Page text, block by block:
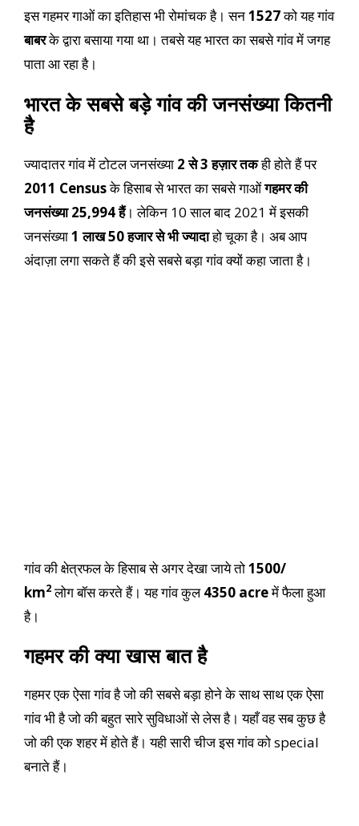
इस गहमर गाओं का इतिहास भी रोमांचक है। सन1527को यह गांव
बाबरके द्वारा बसाया गया था। तबसे यह भारत का सबसे गांव में जगह
पाता आ रहा है।
भारत के सबसे बड़े गांव की जनसंख्या कितनी
है
ज्यादातर गांव में टोटल जनसंख्या 2 से 3 हज़ार तकही होते हैं पर
2011 Censusके हिसाब से भारत का सबसे गाओंगहमर की
जनसंख्या 25,994 हैं। लेकिन 10 साल बाद 2021 में इसकी
जनसंख्या1 लाख 50 हजार से भी ज्यादाहो चूका है। अब आप
अंदाज़ा लगा सकते हैं की इसे सबसे बड़ा गांव क्यों कहा जाता है।
गांव की क्षेत्रफल के हिसाब से अगर देखा जाये तो1500/
km2लोग बॉस करते हैं। यह गांव कुल4350 acreमें फैला हुआ
है।
गहमर की क्या खास बात है
गहमर एक ऐसा गांव है जो की सबसे बड़ा होने के साथ साथ एक ऐसा
गांव भी है जो की बहुत सारे सुविधाओं से लेस है। यहाँ वह सब कुछ है
जो की एक शहर में होते हैं। यही सारी चीज इस गांव को special
बनाते हैं।